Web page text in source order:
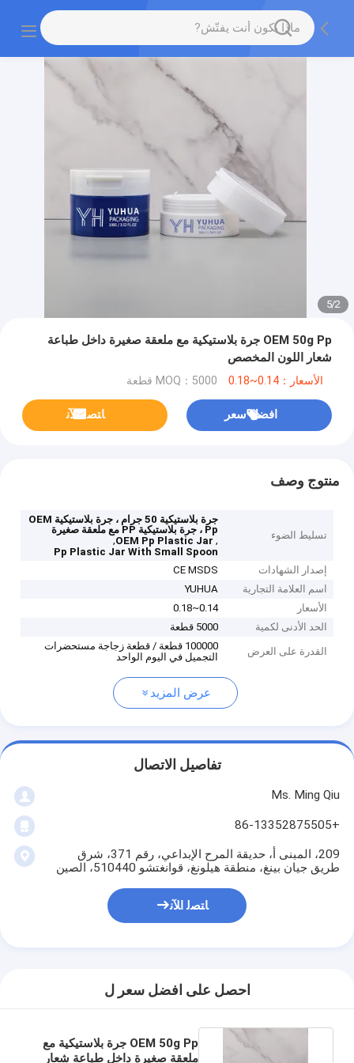
2
/
5
OEM 50g Pp جرة بلاستيكية مع ملعقة صغيرة داخل طباعة
شعار اللون المخصص
الأسعار：0.14~0.18 MOQ：5000 قطعة
افضل سعر ﺎﺘﺼﻟ ﺍﻶﻧ
منتوج وصف
تسليط الضوء
جرة بلاستيكية 50 جرام ، جرة بلاستيكية OEM
Pp ، جرة بلاستيكية PP مع ملعقة صغيرة
,
OEM Pp Plastic Jar
,
Pp Plastic Jar With Small Spoon
إصدار الشهادات
CE MSDS
اسم العلامة التجارية
YUHUA
الأسعار
0.14~0.18
الحد الأدنى لكمية
5000 قطعة
القدرة على العرض
100000 قطعة / قطعة زجاجة مستحضرات
التجميل في اليوم الواحد
عرض المزيد
تفاصيل الاتصال
Ms. Ming Qiu
+86-13352875505
209، المبنى أ، حديقة المرح الإبداعي، رقم 371، شرق
طريق جيان بينغ، منطقة هيلونغ، قوانغتشو 510440، الصين
ﺎﺘﺼﻟ ﺍﻶﻧ
احصل على افضل سعر ل
OEM 50g Pp جرة بلاستيكية مع
ملعقة صغيرة داخل طباعة شعار